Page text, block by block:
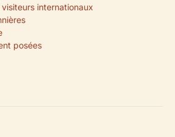
internationaux
posées